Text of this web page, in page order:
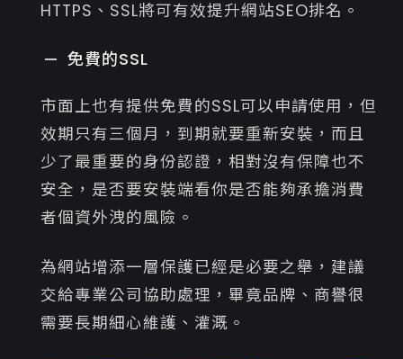
HTTPS、SSL將可有效提升網站SEO排名。
免費的SSL
市面上也有提供免費的SSL可以申請使用，但
效期只有三個月，到期就要重新安裝，而且
少了最重要的身份認證，相對沒有保障也不
安全，是否要安裝端看你是否能夠承擔消費
者個資外洩的風險。
為網站增添一層保護已經是必要之舉，建議
交給專業公司協助處理，畢竟品牌、商譽很
需要長期細心維護、灌溉。